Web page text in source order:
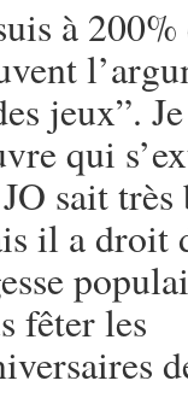
à
jeux”.
qui
sait
il a droit
fêter les